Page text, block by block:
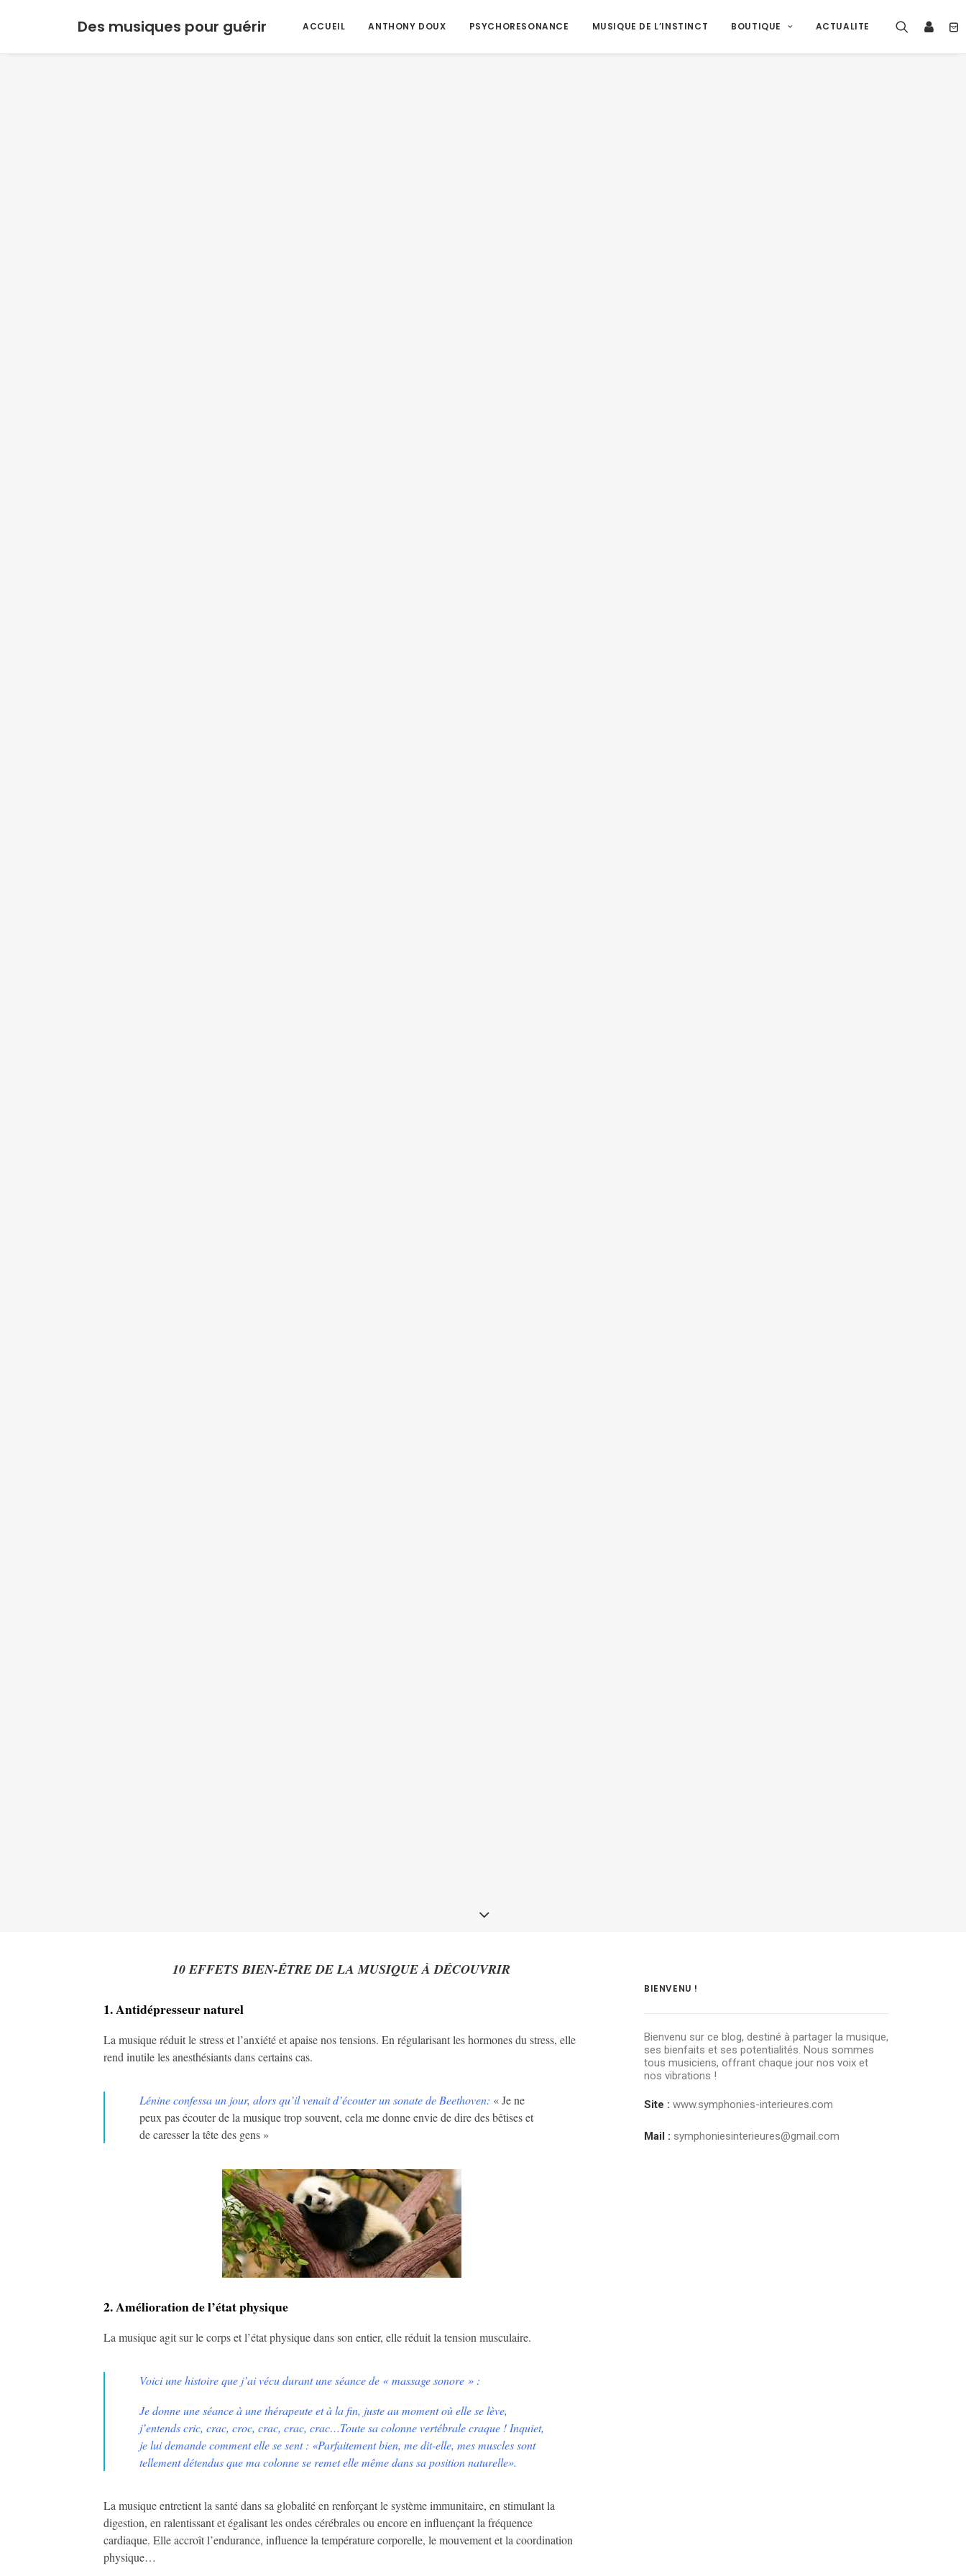
Des musiques pour guérir ACCUEIL ANTHONY DOUX PSYCHORESONANCE MUSIQUE DE L’INSTINCT BOUTIQUE ACTUALITE
10 EFFETS BIEN-ÊTRE DE LA MUSIQUE À DÉCOUVRIR
1. Antidépresseur naturel
La musique réduit le stress et l’anxiété et apaise nos tensions. En régularisant les hormones du stress, elle
rend inutile les anesthésiants dans certains cas.
Lénine confessa un jour, alors qu’il venait d’écouter un sonate de Beethoven: « Je ne
peux pas écouter de la musique trop souvent, cela me donne envie de dire des bêtises et
de caresser la tête des gens »
2. Amélioration de l’état physique
La musique agit sur le corps et l’état physique dans son entier, elle réduit la tension musculaire.
Voici une histoire que j’ai vécu durant une séance de « massage sonore » :
Je donne une séance à une thérapeute et à la fin, juste au moment où elle se lève,
j’entends cric, crac, croc, crac, crac, crac…Toute sa colonne vertébrale craque ! Inquiet,
je lui demande comment elle se sent : «Parfaitement bien, me dit-elle, mes muscles sont
tellement détendus que ma colonne se remet elle même dans sa position naturelle».
La musique entretient la santé dans sa globalité en renforçant le système immunitaire, en stimulant la
digestion, en ralentissant et égalisant les ondes cérébrales ou encore en influençant la fréquence
cardiaque. Elle accroît l’endurance, influence la température corporelle, le mouvement et la coordination
physique…
BIENVENU !
Bienvenu sur ce blog, destiné à partager la musique,
ses bienfaits et ses potentialités. Nous sommes
tous musiciens, offrant chaque jour nos voix et
nos vibrations !
Site : www.symphonies-interieures.com
Mail : symphoniesinterieures@gmail.com